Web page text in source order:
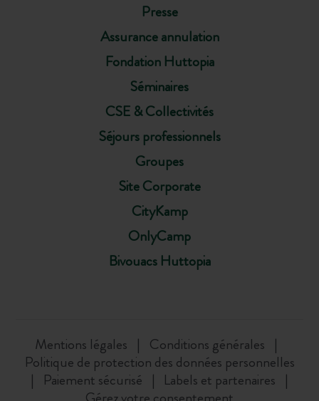
Presse
Assurance annulation
Fondation Huttopia
Séminaires
CSE & Collectivités
Séjours professionnels
Groupes
Site Corporate
CityKamp
OnlyCamp
Bivouacs Huttopia
Mentions légales
Conditions générales
Politique de protection des données personnelles
Paiement sécurisé
Labels et partenaires